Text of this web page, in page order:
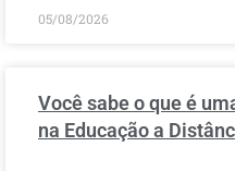
05/08/2026
Você sabe o que é
na Educação a